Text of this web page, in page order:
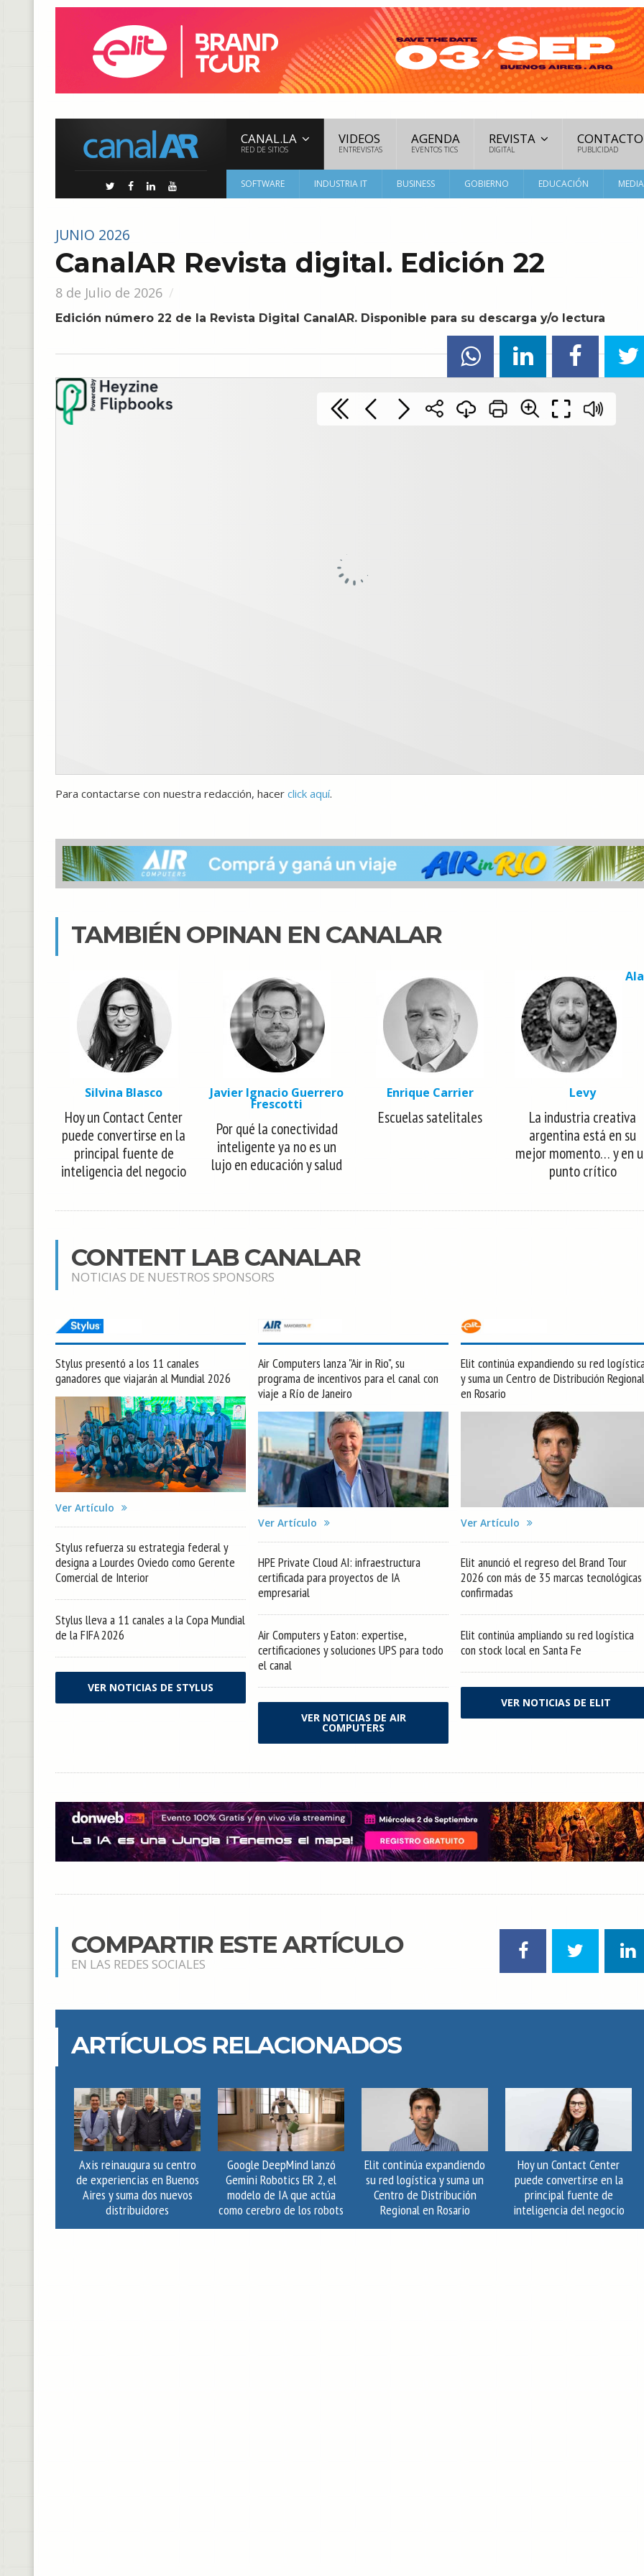
CANAL.LA
RED DE SITIOS
VIDEOS
ENTREVISTAS
AGENDA
EVENTOS TICS
REVISTA
DIGITAL
CONTACTO
PUBLICIDAD
SOFTWARE INDUSTRIA IT BUSINESS GOBIERNO EDUCACIÓN
JUNIO 2026
CanalAR Revista digital. Edición 22
8 de Julio de 2026
Edición número 22 de la Revista Digital CanalAR. Disponible para su descarga y/o lectura
Para contactarse con nuestra redacción, hacer click aquí.
TAMBIÉN OPINAN EN CANALAR
Silvina Blasco
Hoy un Contact Center
puede convertirse en la
principal fuente de
inteligencia del negocio
Javier Ignacio Guerrero
Frescotti
Por qué la conectividad
inteligente ya no es un
lujo en educación y salud
Enrique Carrier
Escuelas satelitales
Levy
La industria creativa
argentina está en su
mejor momento… y en
punto crítico
CONTENT LAB CANALAR
NOTICIAS DE NUESTROS SPONSORS
Stylus presentó a los 11 canales
ganadores que viajarán al Mundial 2026
Ver Artículo
Stylus refuerza su estrategia federal y
designa a Lourdes Oviedo como Gerente
Comercial de Interior
Stylus lleva a 11 canales a la Copa Mundial
de la FIFA 2026
VER NOTICIAS DE STYLUS
Air Computers lanza "Air in Rio", su
programa de incentivos para el canal con
viaje a Río de Janeiro
Ver Artículo
HPE Private Cloud AI: infraestructura
certificada para proyectos de IA
empresarial
Air Computers y Eaton: expertise,
certificaciones y soluciones UPS para todo
el canal
VER NOTICIAS DE AIR
COMPUTERS
Elit continúa expandiendo su red
y suma un Centro de Distribución Regional
en Rosario
Ver Artículo
Elit anunció el regreso del Brand Tour
2026 con más de 35 marcas tecnológicas
confirmadas
Elit continúa ampliando su red logística
con stock local en Santa Fe
VER NOTICIAS DE ELIT
COMPARTIR ESTE ARTÍCULO
EN LAS REDES SOCIALES
ARTÍCULOS RELACIONADOS
Axis reinaugura su centro
de experiencias en Buenos
Aires y suma dos nuevos
distribuidores
Google DeepMind lanzó
Gemini Robotics ER 2, el
modelo de IA que actúa
como cerebro de los robots
Elit continúa expandiendo
su red logística y suma un
Centro de Distribución
Regional en Rosario
Hoy un Contact Center
puede convertirse en la
principal fuente de
inteligencia del negocio